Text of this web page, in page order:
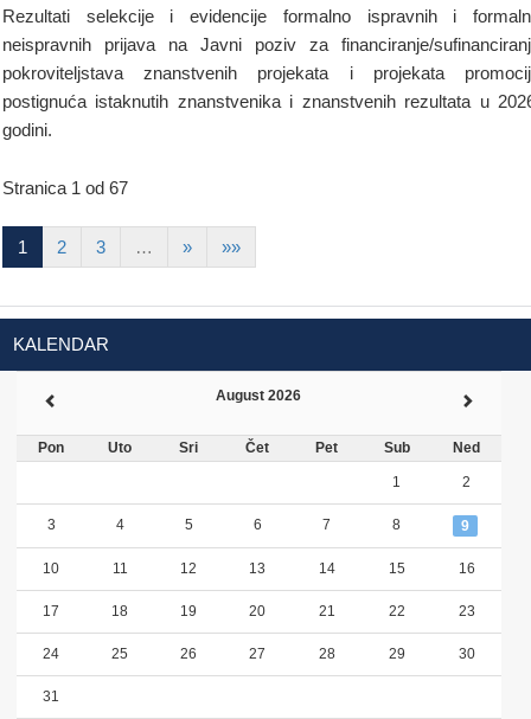
Rezultati selekcije i evidencije formalno ispravnih i
neispravnih prijava na Javni poziv za financiranje/
pokroviteljstava znanstvenih projekata i projekata
postignuća istaknutih znanstvenika i znanstvenih rezultata u
godini.
Stranica 1 od 67
1 2 3 … » »»
KALENDAR
August 2026
Pon Uto Sri Čet Pet Sub Ned
1 2
3 4 5 6 7 8 9
10 11 12 13 14 15 16
17 18 19 20 21 22 23
24 25 26 27 28 29 30
31